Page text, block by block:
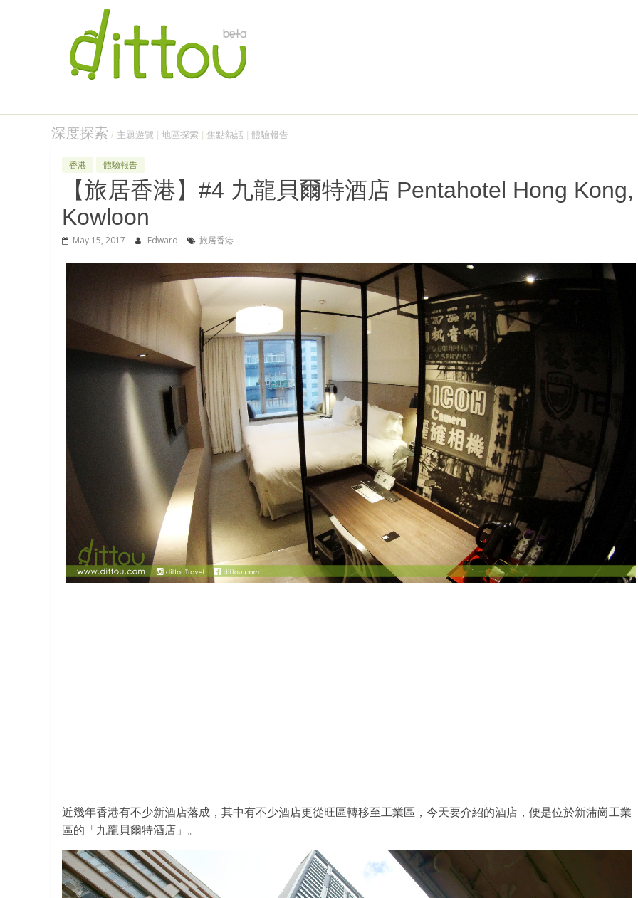
深度探索 / 主題遊覽 地區探索 焦點熱話 體驗報告
香港 體驗報告
【旅居香港】#4 九龍貝爾特酒店 Pentahotel Hong Kong,
Kowloon
May 15, 2017 Edward 旅居香港
近幾年香港有不少新酒店落成，其中有不少酒店更從旺區轉移至工業區，今天要介紹的酒店，便是位於新蒲崗工業
區的「九龍貝爾特酒店」。